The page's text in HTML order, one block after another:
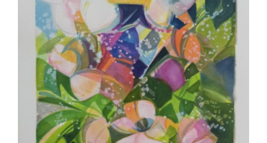
AJOUTER AU PANIER
/
DÉTAILS